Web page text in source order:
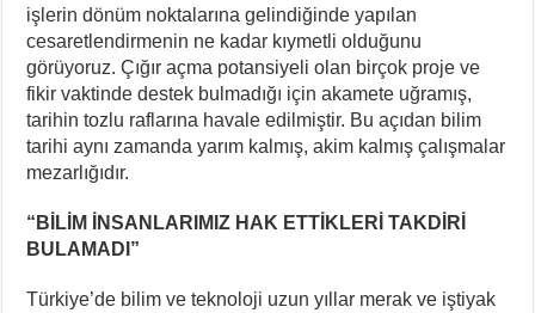
işlerin dönüm noktalarına gelindiğinde yapılan
cesaretlendirmenin ne kadar kıymetli olduğunu
görüyoruz. Çığır açma potansiyeli olan birçok proje ve
fikir vaktinde destek bulmadığı için akamete uğramış,
tarihin tozlu raflarına havale edilmiştir. Bu açıdan bilim
tarihi aynı zamanda yarım kalmış, akim kalmış çalışmalar
mezarlığıdır.
“BİLİM İNSANLARIMIZ HAK ETTİKLERİ TAKDİRİ
BULAMADI”
Türkiye’de bilim ve teknoloji uzun yıllar merak ve iştiyak